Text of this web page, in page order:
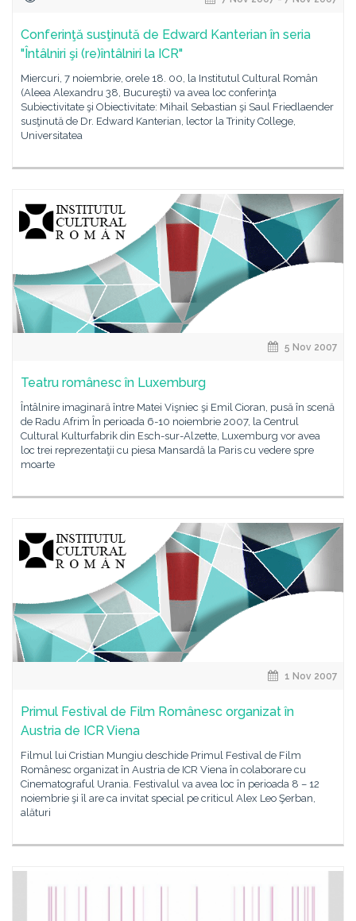
Conferinţă susţinută de Edward Kanterian în seria
"Întâlniri şi (re)întâlniri la ICR"
Miercuri, 7 noiembrie, orele 18. 00, la Institutul Cultural Român
(Aleea Alexandru 38, Bucureşti) va avea loc conferinţa
Subiectivitate şi Obiectivitate: Mihail Sebastian şi Saul Friedlaender
susţinută de Dr. Edward Kanterian, lector la Trinity College,
Universitatea
5 Nov 2007
Teatru românesc în Luxemburg
Întâlnire imaginară între Matei Vişniec şi Emil Cioran, pusă în scenă
de Radu Afrim În perioada 6-10 noiembrie 2007, la Centrul
Cultural Kulturfabrik din Esch-sur-Alzette, Luxemburg vor avea
loc trei reprezentaţii cu piesa Mansardă la Paris cu vedere spre
moarte
1 Nov 2007
Primul Festival de Film Românesc organizat în
Austria de ICR Viena
Filmul lui Cristian Mungiu deschide Primul Festival de Film
Românesc organizat în Austria de ICR Viena în colaborare cu
Cinematograful Urania. Festivalul va avea loc în perioada 8 – 12
noiembrie şi îl are ca invitat special pe criticul Alex Leo Şerban,
alături